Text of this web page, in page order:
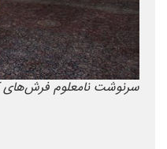
سرنوشت نامعلوم فرش‌های